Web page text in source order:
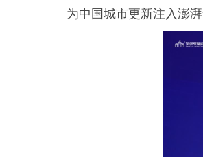
为中国城市更新注入澎湃